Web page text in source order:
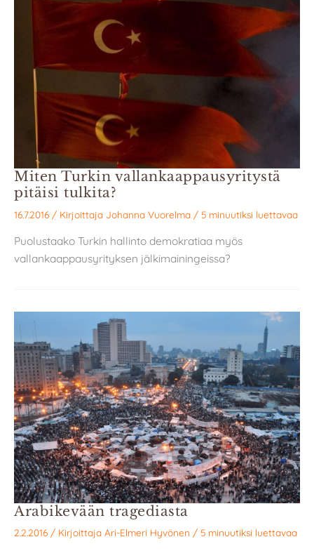
Miten Turkin vallankaappausyritystä
pitäisi tulkita?
16.7.2016 / Kirjoittaja Johanna Vuorelma / 5 minuutiksi luettavaa
Puolustaako Turkin hallinto demokratiaa myös
vallankaappausyrityksen jälkimainingeissa?
Arabikevään tragediasta
2.2.2016 / Kirjoittaja Ari-Elmeri Hyvönen / 5 minuutiksi luettavaa